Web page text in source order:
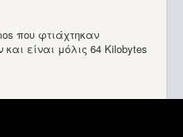
που φτιάχτηκαν
και είναι μόλις 64 Kilobytes